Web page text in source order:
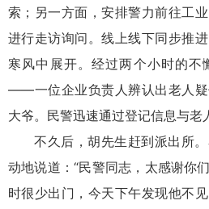
索；另一方面，安排警力前往工
进行走访询问。线上线下同步推
寒风中展开。经过两个小时的不
——一位企业负责人辨认出老人疑
大爷。民警迅速通过登记信息与老
不久后，胡先生赶到派出所
动地说道：“民警同志，太感谢你
时很少出门，今天下午发现他不